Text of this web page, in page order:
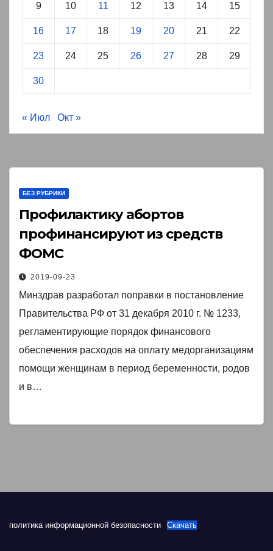
9 10 11 12 13 14 15
16 17 18 19 20 21 22
23 24 25 26 27 28 29
30
« Июл Окт »
БЕЗ РУБРИКИ
Профилактику абортов
профинансируют из средств
ФОМС￼
2019-09-23
Минздрав разработал поправки в постановление
Правительства РФ от 31 декабря 2010 г. № 1233,
регламентирующие порядок финансового
обеспечения расходов на оплату медорганизациям
помощи женщинам в период беременности, родов
и в…
политика информационной безопасности Скачать